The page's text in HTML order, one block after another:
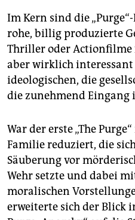
Im Kern sind die
rohe, billig produzierte
Thriller oder Actionfilme
aber wirklich
ideologischen, die
die zunehmend Eingang
War der erste „The
Familie reduziert, die
Säuberung vor
Wehr setzte und dabei
moralischen
erweiterte sich der Blick